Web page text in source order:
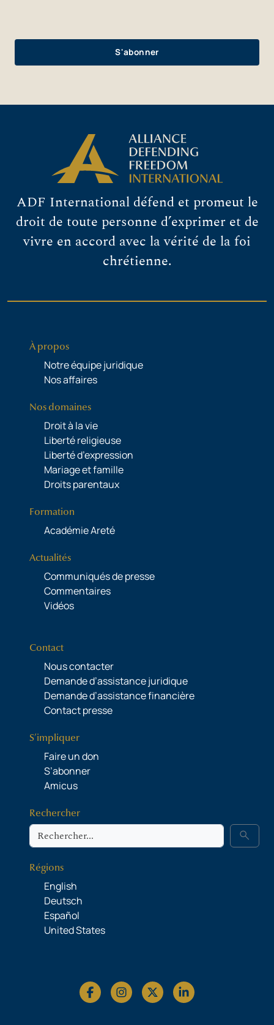
ADF International défend et promeut le
droit de toute personne d’exprimer et de
vivre en accord avec la vérité de la foi
chrétienne.
À propos
Notre équipe juridique
Nos affaires
Nos domaines
Droit à la vie
Liberté religieuse
Liberté d’expression
Mariage et famille
Droits parentaux
Formation
Académie Areté
Actualités
Communiqués de presse
Commentaires
Vidéos
Contact
Nous contacter
Demande d’assistance juridique
Demande d’assistance financière
Contact presse
S’impliquer
Faire un don
S’abonner
Amicus
Rechercher
Rechercher search
Régions
English
Deutsch
Español
United States